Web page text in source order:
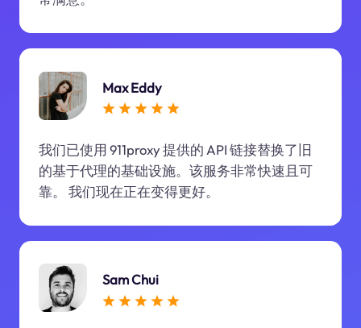
Max Eddy
我们已使用 911proxy 提供的 API 链接替换了旧
的基于代理的基础设施。该服务非常快速且可
靠。 我们现在正在变得更好。
Sam Chui